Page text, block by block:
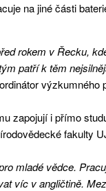
na jiné části
rokem v Řecku,
patří k těm
výzkumného
zapojují i přímo
fakulty
mladé vědce.
víc v angličtině.